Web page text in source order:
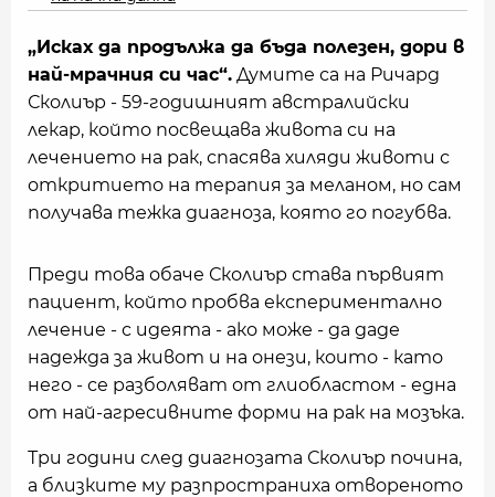
„Исках да продължа да бъда полезен, дори в
най-мрачния си час“. Думите са на Ричард
Сколиър - 59-годишният австралийски
лекар, който посвещава живота си на
лечението на рак, спасява хиляди животи с
откритието на терапия за меланом, но сам
получава тежка диагноза, която го погубва.
Преди това обаче Сколиър става първият
пациент, който пробва експериментално
лечение - с идеята - ако може - да даде
надежда за живот и на онези, които - като
него - се разболяват от глиобластом - една
от най-агресивните форми на рак на мозъка.
Три години след диагнозата Сколиър почина,
а близките му разпространиха отвореното